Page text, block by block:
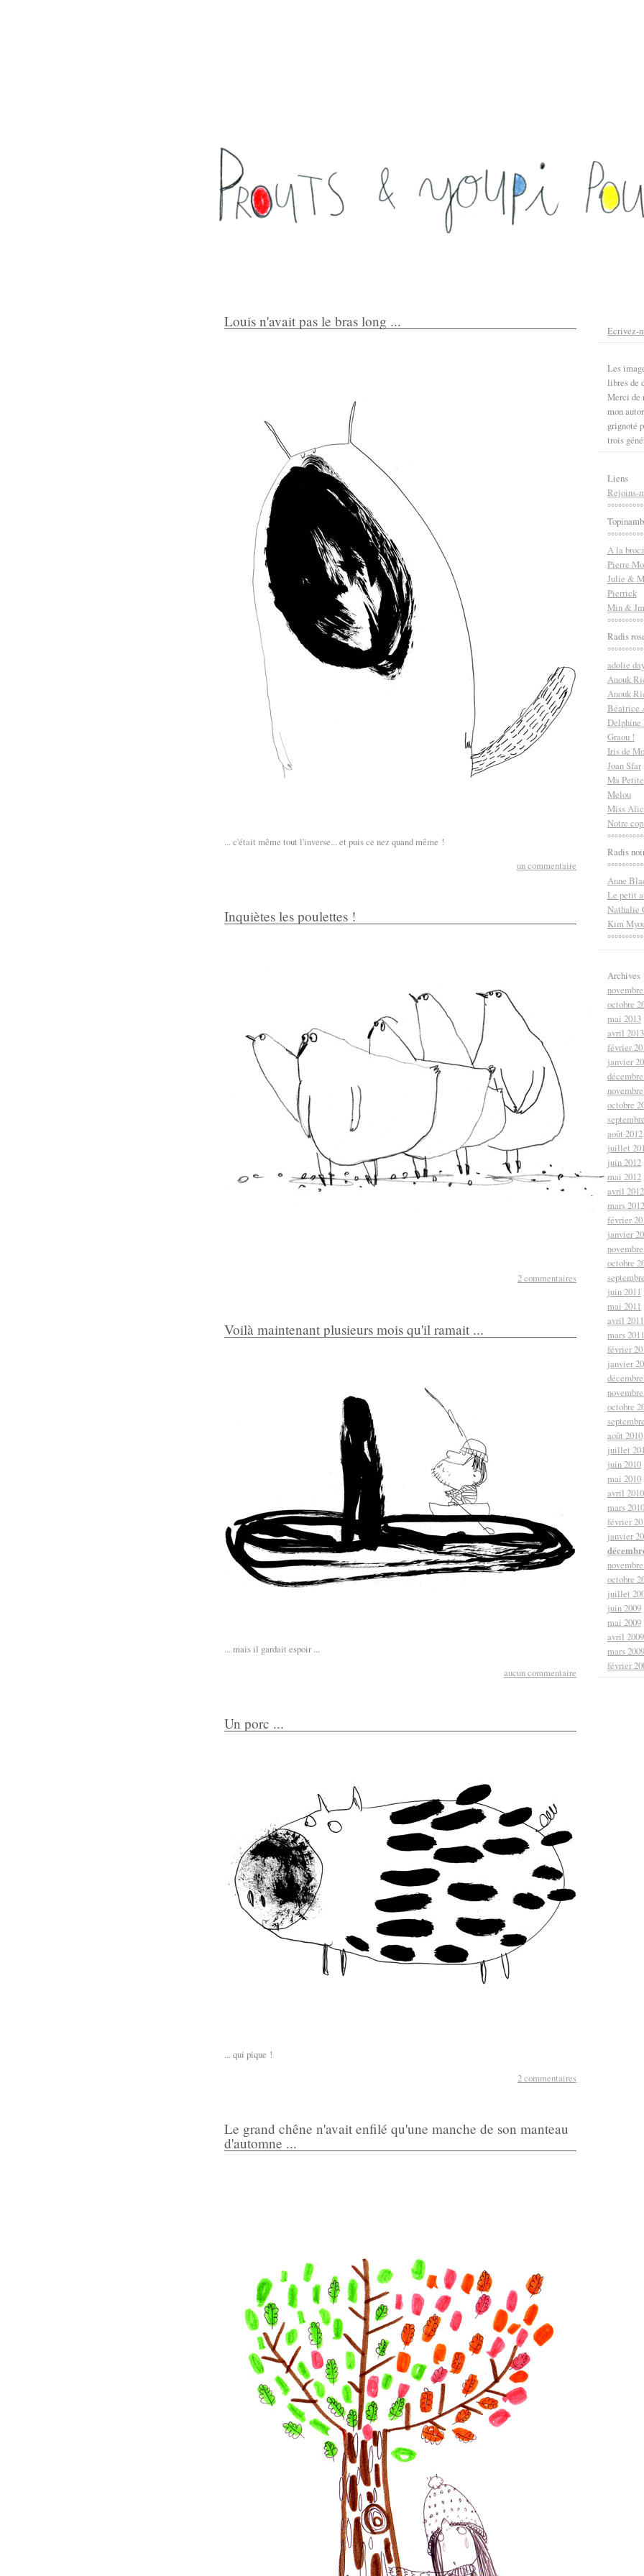
Louis n'avait pas le bras long ...
... c'était même tout l'inverse... et puis ce nez quand même !
un commentaire
Inquiètes les poulettes !
2 commentaires
Voilà maintenant plusieurs mois qu'il ramait ...
... mais il gardait espoir ...
aucun commentaire
Un porc ...
... qui pique !
2 commentaires
Le grand chêne n'avait enfilé qu'une manche de son manteau
d'automne ...
Ecrivez-
Les
libres de
Merci de
mon
grignoté
trois
Liens
Rejoins-
A la
Pierre
Julie &
Pierrick
Min & Jm
Radis
adolie
Anouk
Anouk
Béatrice
Delphine
Graou !
Iris de
Joan Sfar
Ma Petite
Melou
Miss
Notre
Radis
Anne
Le petit
Nathalie
Kim
Archives
octobre
mai 2013
avril 2013
février
janvier
octobre
août 2012
juillet
juin 2012
mai 2012
avril 2012
mars 2012
février
janvier
octobre
juin 2011
mai 2011
avril 2011
mars 2011
février
janvier
octobre
août 2010
juillet
juin 2010
mai 2010
avril 2010
mars 2010
février
janvier
octobre
juillet
juin 2009
mai 2009
avril 2009
mars 2009
février